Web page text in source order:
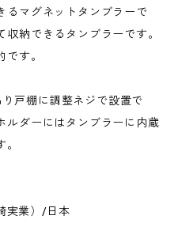
るマグネットタンブラーで
納できるタンブラーです。
す。
戸棚に調整ネジで設置で
ルダーにはタンブラーに内蔵
実業）/日本